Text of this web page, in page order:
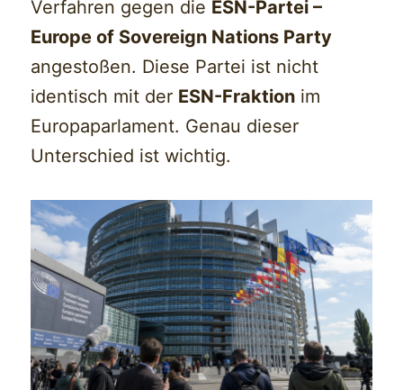
Verfahren gegen die ESN-Partei –
Europe of Sovereign Nations Party
angestoßen. Diese Partei ist nicht
identisch mit der ESN-Fraktion im
Europaparlament. Genau dieser
Unterschied ist wichtig.